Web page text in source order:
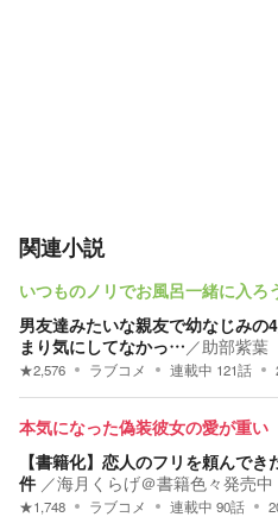
関連小説
いつものノリでお風呂一緒に入ろ
男友達みたいな親友で幼なじみ
まり気にしてなかっ… ／助部紫葉
★2,576 ラブコメ 連載中 121話
本気になった偽装彼女の愛が重い
【書籍化】恋人のフリを頼んで
件 ／海月くらげ＠書籍色々発売中
★1,748 ラブコメ 連載中 90話